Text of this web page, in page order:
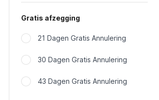
Gratis afzegging
21 Dagen Gratis Annulering
30 Dagen Gratis Annulering
43 Dagen Gratis Annulering